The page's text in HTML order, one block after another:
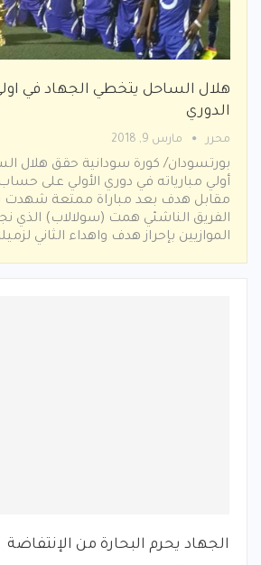
هلال الساحل يتخطي الجهاد في
الدوري
محرر مارس 9, 2018
بورتسودان/ كورة سودانية حقق هلال
أولي مبارياته في دوري الأولي على
مقابل هدف بعد مباراة ممتعة شهدت
الفريق الناشئي همت (سولالاب) الذي
الموازيين بإحراز هدف واهداء الثاني
الجهاد يحرم البحارة من الإنتفاضة